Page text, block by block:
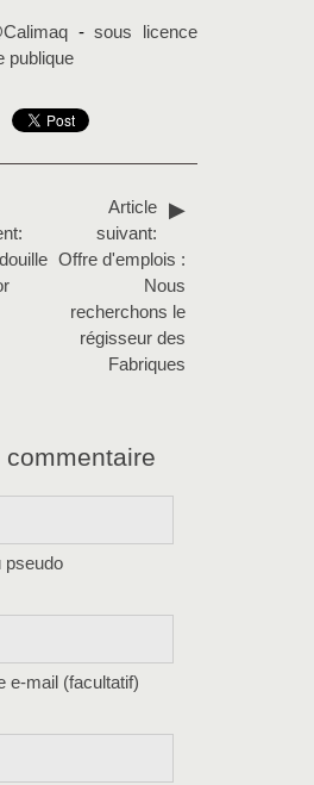
-sous licence
publique
Article
suivant:
Offre d'emplois :
Nous
recherchons le
régisseur des
Fabriques
commentaire
pseudo
e-mail (facultatif)